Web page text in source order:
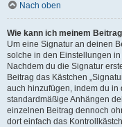
Nach oben
Wie kann ich meinem
Um eine Signatur an deinen
solche in den Einstellungen
Nachdem du die Signatur
Beitrag das Kästchen
auch hinzufügen, indem du
standardmäßige Anhängen
einzelnen Beitrag dennoch
dort einfach das